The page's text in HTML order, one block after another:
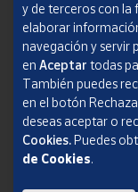
Aviso legal
Condiciones del
Política de
Informe de
SOCIEDAD ESTATAL
y de terceros con la
elaborar
navegación y servir
en Aceptar todas
También puedes
en el botón
deseas aceptar o
Cookies.Puedes
de Cookies.